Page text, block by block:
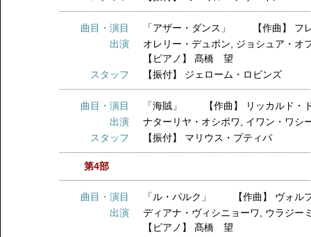
曲目・演目
「アザー・ダンス」 【作曲】 フ
出演
オレリー・デュポン
ジョシュア・オ
【ピアノ】髙橋 望
スタッフ
【振付】 ジェローム・ロビンズ
曲目・演目
「海賊」 【作曲】 リッカルド・
出演
ナターリヤ・オシポワ
イワン・ワシ
スタッフ
【振付】 マリウス・プティパ
第4部
曲目・演目
「ル・パルク」 【作曲】 ヴォル
出演
ディアナ・ヴィシニョーワ
ウラジー
【ピアノ】髙橋 望